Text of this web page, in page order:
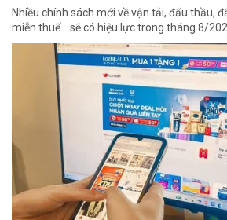
Nhiều chính sách mới về vận tải, đấu thầu,
miễn thuế... sẽ có hiệu lực trong tháng 8/